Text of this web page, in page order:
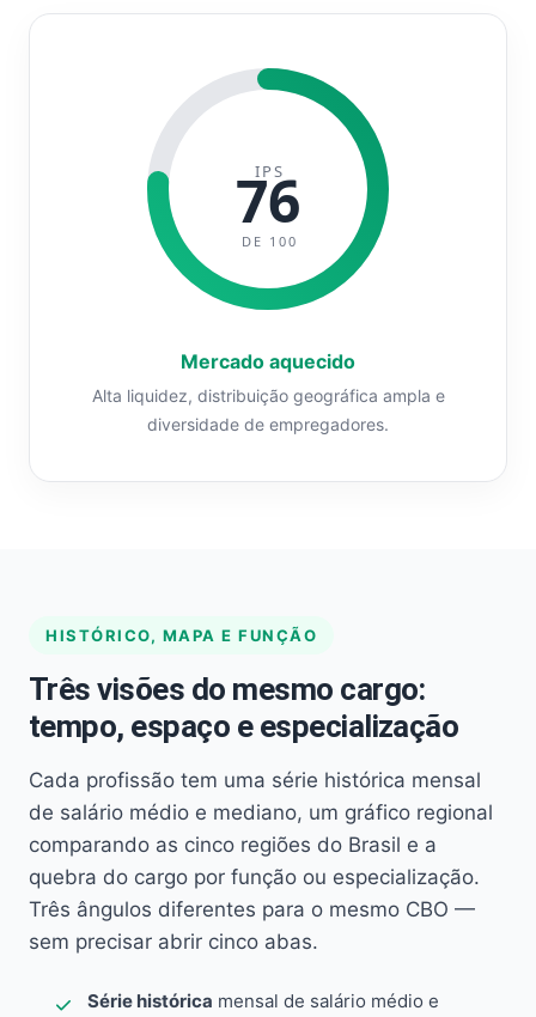
IPS
76
DE 100
Mercado aquecido
Alta liquidez, distribuição geográfica ampla e
diversidade de empregadores.
HISTÓRICO, MAPA E FUNÇÃO
Três visões do mesmo cargo:
tempo, espaço e especialização
Cada profissão tem uma série histórica mensal
de salário médio e mediano, um gráfico regional
comparando as cinco regiões do Brasil e a
quebra do cargo por função ou especialização.
Três ângulos diferentes para o mesmo CBO —
sem precisar abrir cinco abas.
Série histórica mensal de salário médio e